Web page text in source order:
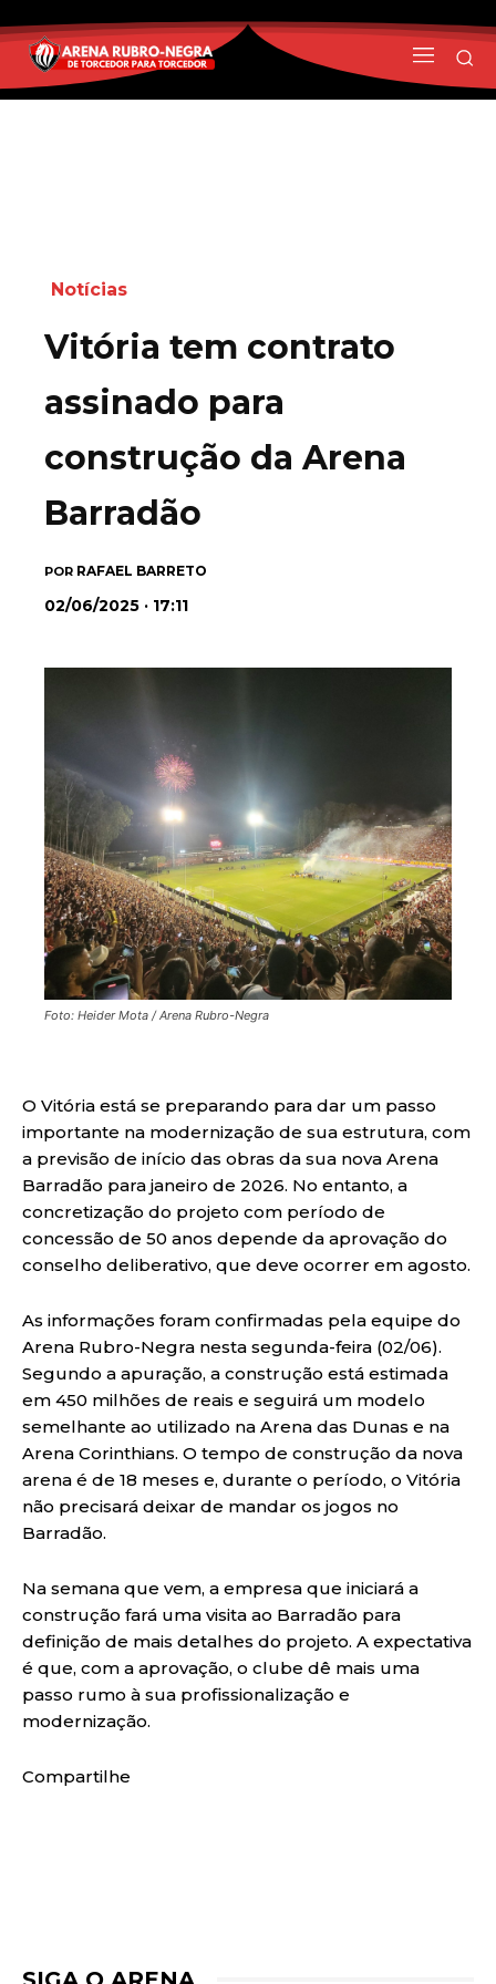
Notícias
Vitória tem contrato
assinado para
construção da Arena
Barradão
POR RAFAEL BARRETO
02/06/2025 · 17:11
Foto: Heider Mota / Arena Rubro-Negra
O Vitória está se preparando para dar um passo
importante na modernização de sua estrutura, com
a previsão de início das obras da sua nova Arena
Barradão para janeiro de 2026. No entanto, a
concretização do projeto com período de
concessão de 50 anos depende da aprovação do
conselho deliberativo, que deve ocorrer em agosto.
As informações foram confirmadas pela equipe do
Arena Rubro-Negra nesta segunda-feira (02/06).
Segundo a apuração, a construção está estimada
em 450 milhões de reais e seguirá um modelo
semelhante ao utilizado na Arena das Dunas e na
Arena Corinthians. O tempo de construção da nova
arena é de 18 meses e, durante o período, o Vitória
não precisará deixar de mandar os jogos no
Barradão.
Na semana que vem, a empresa que iniciará a
construção fará uma visita ao Barradão para
definição de mais detalhes do projeto. A expectativa
é que, com a aprovação, o clube dê mais uma
passo rumo à sua profissionalização e
modernização.
Compartilhe